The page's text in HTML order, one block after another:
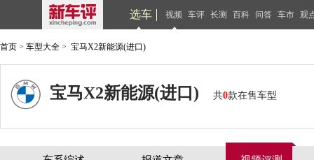
选车 视频 车评 长测 百科 问答 车市 观
首页 > 车型大全 > 宝马X2新能源(进口)
宝马X2新能源(进口) 共0款在售车型